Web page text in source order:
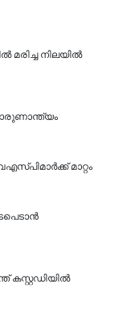
നിലയിൽ
മാറ്റം
കസ്റ്റഡിയില്‍